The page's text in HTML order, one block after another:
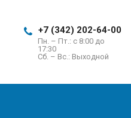
+7 (342) 202-64-00
Пн. – Пт.: с 8:00 до
17:30
Сб. – Вс.: Выходной